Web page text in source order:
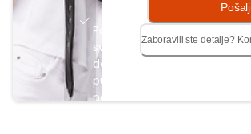
Pogledajte
sve važne
detalje
putovanja
na jednoj
Zaboravili ste detalje?